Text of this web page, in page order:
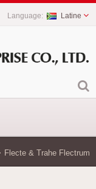
Latine
Flecte & Trahe Flectrum